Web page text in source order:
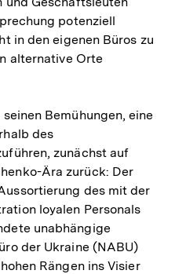
potenziell
in den eigenen Büros zu
alternative Orte
Bemühungen, eine
des
zunächst auf
Ära zurück: Der
des mit der
loyalen Personals
unabhängige
der Ukraine (NABU)
Rängen ins Visier